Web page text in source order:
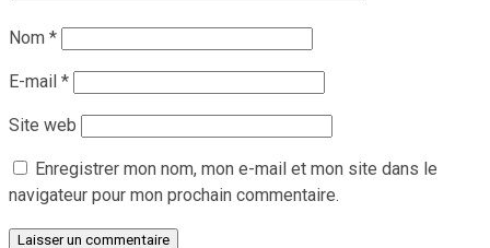
Nom *
E-mail *
Site web
Enregistrer mon nom, mon e-mail et mon site dans le
navigateur pour mon prochain commentaire.